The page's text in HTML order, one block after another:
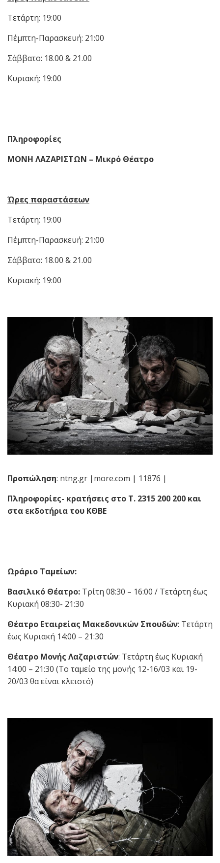
Τετάρτη: 19:00
Πέμπτη-Παρασκευή: 21:00
Σάββατο: 18.00 & 21.00
Κυριακή: 19:00
Πληροφορίες
ΜΟΝΗ ΛΑΖΑΡΙΣΤΩΝ – Μικρό Θέατρο
Ώρες παραστάσεων
Τετάρτη: 19:00
Πέμπτη-Παρασκευή: 21:00
Σάββατο: 18.00 & 21.00
Κυριακή: 19:00
Προπώληση: ntng.gr |more.com | 11876 |
Πληροφορίες- κρατήσεις στο Τ. 2315 200 200 και
στα εκδοτήρια του ΚΘΒΕ
Ωράριο Ταμείων:
Βασιλικό Θέατρο: Τρίτη 08:30 – 16:00 / Τετάρτη έως
Κυριακή 08:30- 21:30
Θέατρο Εταιρείας Μακεδονικών Σπουδών: Τετάρτη
έως Κυριακή 14:00 – 21:30
Θέατρο Μονής Λαζαριστών: Τετάρτη έως Κυριακή
14:00 – 21:30 (Το ταμείο της μονής 12-16/03 και 19-
20/03 θα είναι κλειστό)